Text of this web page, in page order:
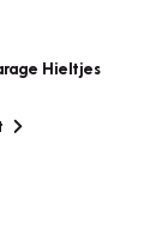
Hieltjes